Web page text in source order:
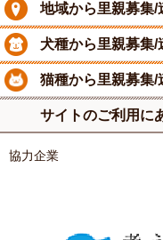
地域から里親募集/
犬種から里親募集/
猫種から里親募集/
サイトのご利用に
協力企業